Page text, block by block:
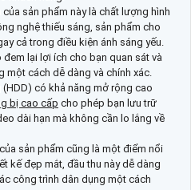
sản phẩm này là chất lượng hình
nghệ thiếu sáng, sản phẩm cho
cả trong điều kiện ánh sáng yếu.
lại lợi ích cho bạn quan sát và
cách dễ dàng và chính xác.
có khả năng mở rộng cao
bị cao cấp cho phép bạn lưu trữ
dài hạn mà không cần lo lắng về
sản phẩm cũng là một điểm nổi
kế đẹp mắt, đầu thu này dễ dàng
công trình dân dụng một cách